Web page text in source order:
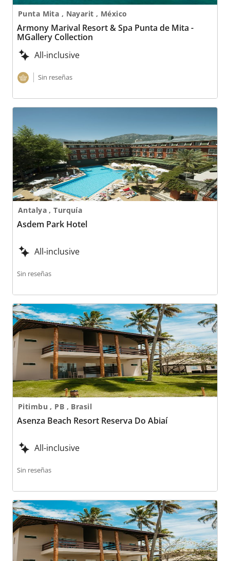
Punta Mita , Nayarit , México
Armony Marival Resort & Spa Punta de Mita -
MGallery Collection
All-inclusive
Sin reseñas
Antalya , Turquía
Asdem Park Hotel
All-inclusive
Sin reseñas
Asenza Beach Resort Reserva Do Abiaí
Pitimbu , PB , Brasil
Asenza Beach Resort Reserva Do Abiaí
All-inclusive
Sin reseñas
Asenza Beach Resort Reserva Do Abiaí